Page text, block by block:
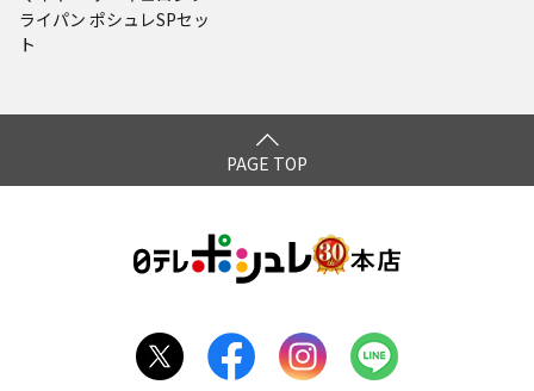
ライパン ポシュレSPセッ
ト
PAGE TOP